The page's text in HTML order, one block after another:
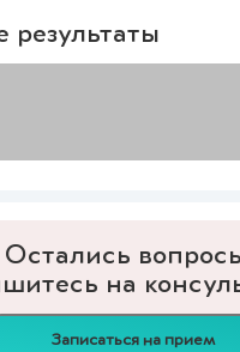
результаты
Остались
на
Записаться на прием